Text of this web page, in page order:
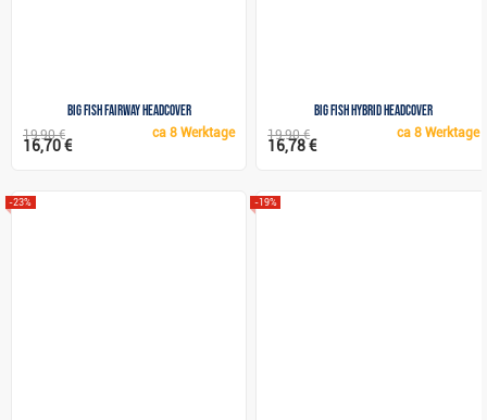
Big Fish Fairway headcover
ca8 Werktage
19,90 €
16,70 €
Big Fish Hybrid headcover
ca8 Werktage
19,90 €
16,78 €
-23% -19%